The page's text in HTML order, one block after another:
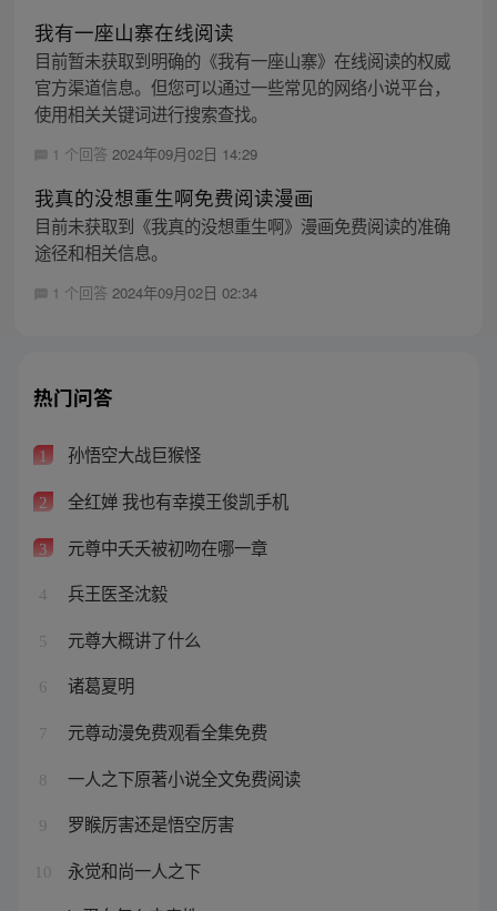
我有一座山寨在线阅读
目前暂未获取到明确的《我有一座山寨》在线阅读的权威
官方渠道信息。但您可以通过一些常见的网络小说平台，
使用相关关键词进行搜索查找。
1 个回答 2024年09月02日 14:29
我真的没想重生啊免费阅读漫画
目前未获取到《我真的没想重生啊》漫画免费阅读的准确
途径和相关信息。
1 个回答 2024年09月02日 02:34
热门问答
1 孙悟空大战巨猴怪
2 全红婵 我也有幸摸王俊凯手机
3 元尊中夭夭被初吻在哪一章
4 兵王医圣沈毅
5 元尊大概讲了什么
6 诸葛夏明
7 元尊动漫免费观看全集免费
8 一人之下原著小说全文免费阅读
9 罗睺厉害还是悟空厉害
10 永觉和尚一人之下